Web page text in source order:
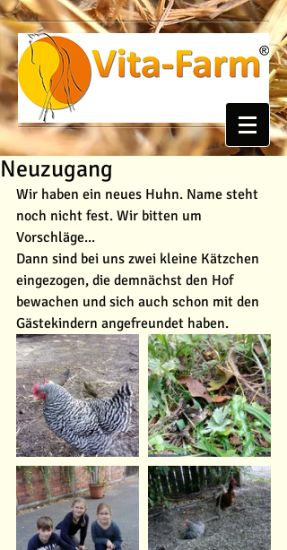
Neuzugang
Wir haben ein neues Huhn. Name steht
noch nicht fest. Wir bitten um
Vorschläge...
Dann sind bei uns zwei kleine Kätzchen
eingezogen, die demnächst den Hof
bewachen und sich auch schon mit den
Gästekindern angefreundet haben.